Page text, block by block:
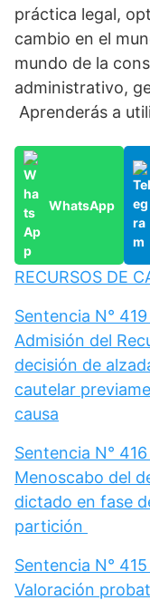
práctica legal,
cambio en el
mundo de la
administrativo,
Aprenderás a
WhatsApp
RECURSOS DE
Sentencia N°
Admisión del
decisión de
cautelar
causa
Sentencia N°
Menoscabo del
dictado en fase
partición
Sentencia N°
Valoración